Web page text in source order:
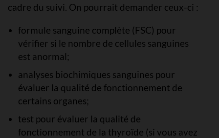
cadre du suivi. On pourrait demander ceux-ci :
formule sanguine complète (FSC) pour
vérifier si le nombre de cellules sanguines
est anormal;
analyses biochimiques sanguines pour
évaluer la qualité de fonctionnement de
certains organes;
test pour évaluer la qualité de
fonctionnement de la thyroïde (si vous avez